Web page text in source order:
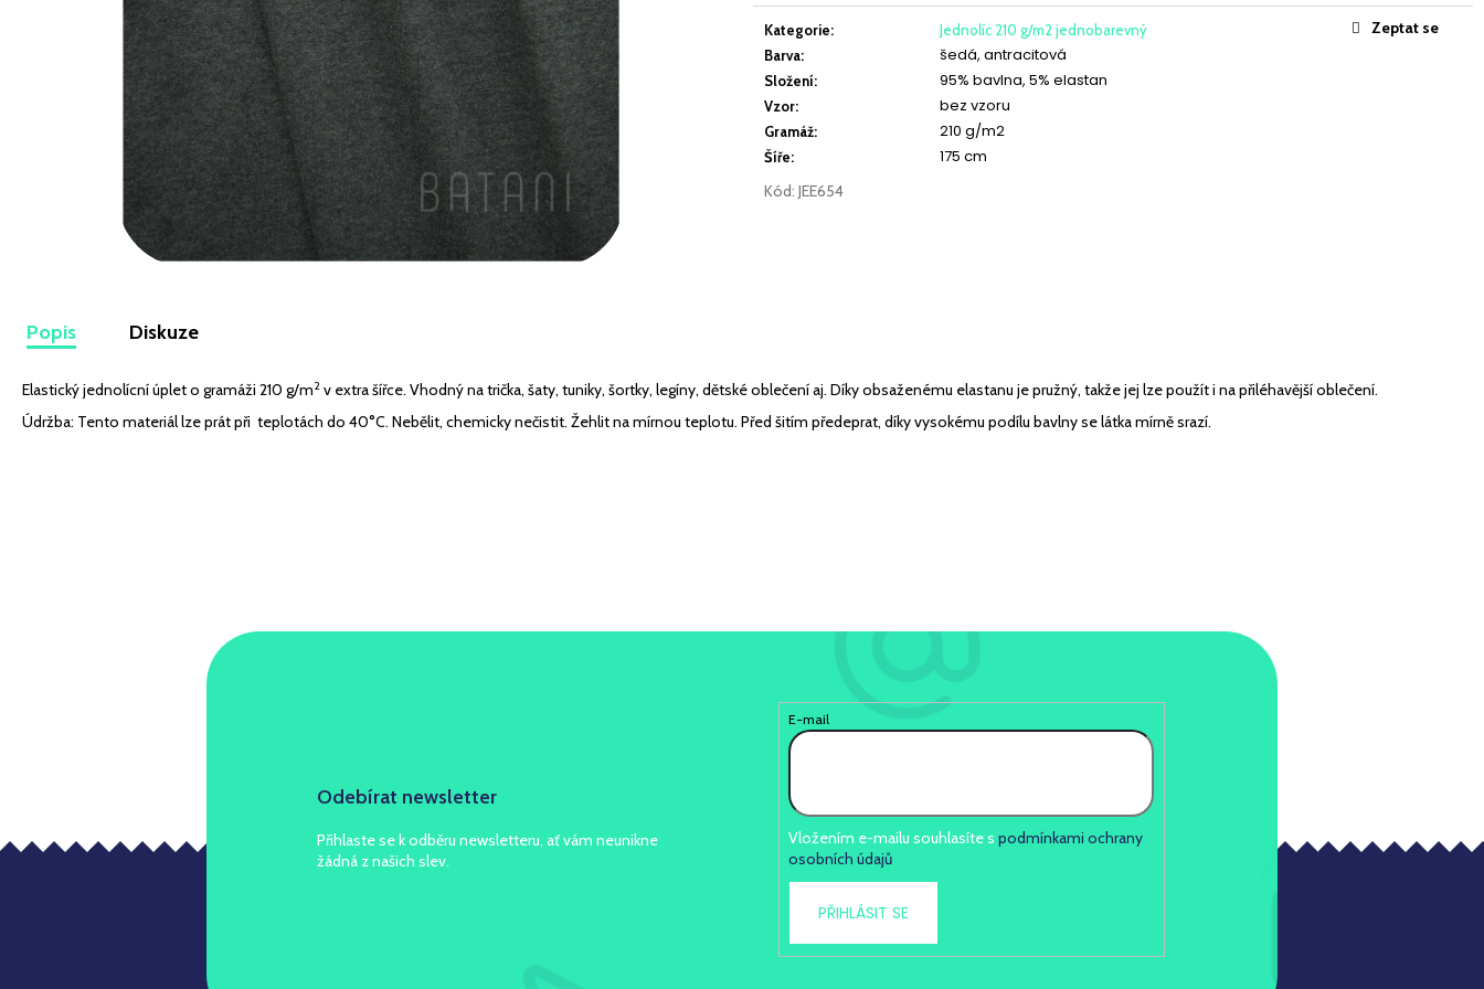
cena:
Kategorie:
Jednolíc 210 g/m2 jednobarevný
Barva: šedá, antracitová
Složení: 95% bavlna, 5% elastan
Vzor: bez vzoru
Gramáž: 210 g/m2
Šíře: 175 cm
Kód: JEE654
Zeptat se
Popis Diskuze
Elastický jednolícní úplet o gramáži 210 g/m2 v extra šířce. Vhodný na trička, šaty, tuniky, šortky, legíny, dětské oblečení aj. Díky obsaženému elastanu je pružný, takže jej lze použít i na přiléhavější oblečení.
Údržba: Tento materiál lze prát při teplotách do 40°C. Nebělit, chemicky nečistit. Žehlit na mírnou teplotu. Před šitím předeprat, díky vysokému podílu bavlny se látka mírně srazí.
129 Kč
LILIE NA BÍLÉ
349 Kč
Odebírat newsletter
Přihlaste se k odběru newsletteru, ať vám neunikne
žádná z našich slev.
E-mail
Vložením e-mailu souhlasíte spodmínkami ochrany
osobních údajů
PŘIHLÁSIT SE